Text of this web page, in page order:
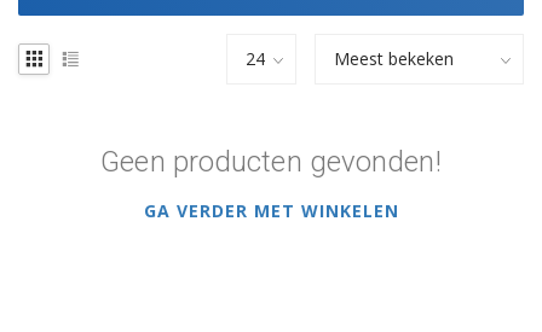
Geen producten gevonden!
GA VERDER MET WINKELEN